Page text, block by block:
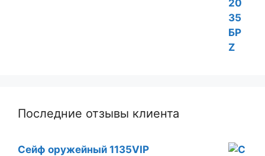
Последние отзывы клиента
Сейф оружейный 1135VIP